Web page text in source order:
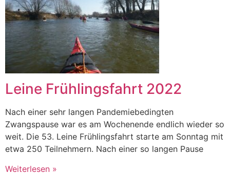
Leine Frühlingsfahrt 2022
Nach einer sehr langen Pandemiebedingten
Zwangspause war es am Wochenende endlich wieder so
weit. Die 53. Leine Frühlingsfahrt starte am Sonntag mit
etwa 250 Teilnehmern. Nach einer so langen Pause
Weiterlesen »